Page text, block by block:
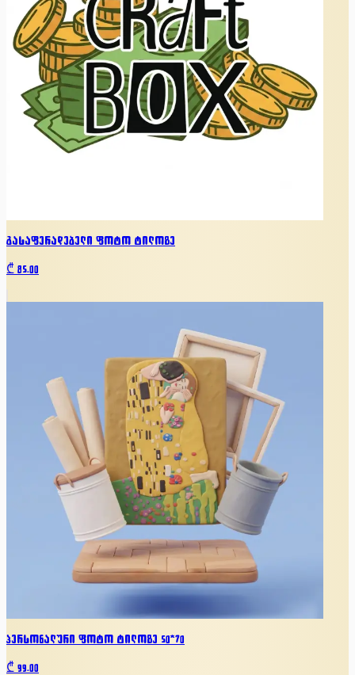
გასაფერადებელი ფოტო ტილოზე
₾ 85.00
პერსონალური ფოტო ტილოზე 50*70
₾ 99.00